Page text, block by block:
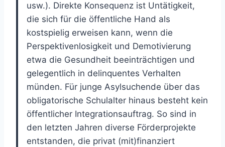
usw.). Direkte Konsequenz ist Untätigkeit,
die sich für die öffentliche Hand als
kostspielig erweisen kann, wenn die
Perspektivenlosigkeit und Demotivierung
etwa die Gesundheit beeinträchtigen und
gelegentlich in delinquentes Verhalten
münden. Für junge Asylsuchende über das
obligatorische Schulalter hinaus besteht kein
öffentlicher Integrationsauftrag. So sind in
den letzten Jahren diverse Förderprojekte
entstanden, die privat (mit)finanziert